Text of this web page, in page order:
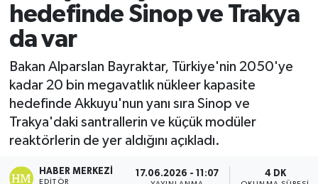
hedefinde Sinop ve Trakya
da var
Bakan Alparslan Bayraktar, Türkiye'nin 2050'ye
kadar 20 bin megavatlık nükleer kapasite
hedefinde Akkuyu'nun yanı sıra Sinop ve
Trakya'daki santrallerin ve küçük modüler
reaktörlerin de yer aldığını açıkladı.
HABER MERKEZI
EDITÖR
17.06.2026 - 11:07 4 DK